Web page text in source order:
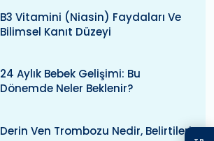
B3 Vitamini (niasin) Faydaları Ve
Bilimsel Kanıt Düzeyi
24 Aylık Bebek Gelişimi: Bu
Dönemde Neler Beklenir?
Derin Ven Trombozu Nedir, Belirtileri